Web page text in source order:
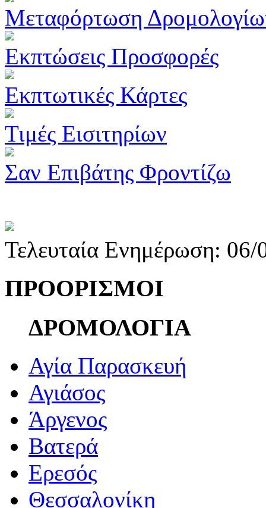
Μεταφόρτωση
Εκπτώσεις Προσφορές
Εκπτωτικές Κάρτες
Τιμές Εισιτηρίων
Σαν Επιβάτης Φροντίζω
Τελευταία Ενημέρωση:
ΠΡΟΟΡΙΣΜΟΙ
ΔΡΟΜΟΛΟΓΙΑ
Αγία Παρασκευή
Αγιάσος
Άργενος
Βατερά
Ερεσός
Θεσσαλονίκη